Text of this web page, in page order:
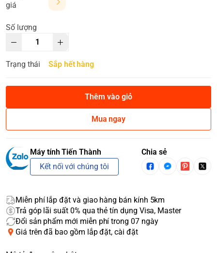
giá
Số lượng
Trạng thái Sắp hết hàng
Thêm vào giỏ
Mua ngay
Máy tính Tiến Thành
Kết nối với chúng tôi
Chia sẻ
Miễn phí lắp đặt và giao hàng bán kính 5km
Trả góp lãi suất 0% qua thẻ tín dụng Visa, Master
Đổi sản phẩm mới miễn phí trong 07 ngày
Giá trên đã bao gồm lắp đặt, cài đặt